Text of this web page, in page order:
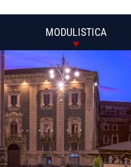
MODULISTICA